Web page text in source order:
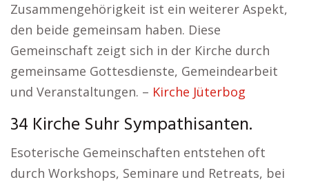
Zusammengehörigkeit ist ein weiterer Aspekt,
den beide gemeinsam haben. Diese
Gemeinschaft zeigt sich in der Kirche durch
gemeinsame Gottesdienste, Gemeindearbeit
und Veranstaltungen. – Kirche Jüterbog
34 Kirche Suhr Sympathisanten.
Esoterische Gemeinschaften entstehen oft
durch Workshops, Seminare und Retreats, bei